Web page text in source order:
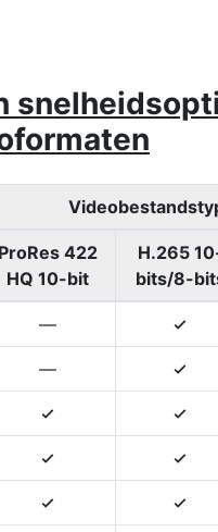
ProRes 422
HQ 10-bit
H.265
bits/8-
— 4
— 4
4 4
4 4
4 4